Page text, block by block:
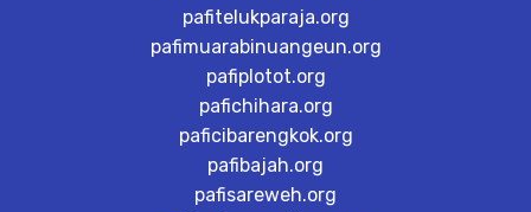
pafitelukparaja.org
pafimuarabinuangeun.org
pafiplotot.org
pafichihara.org
paficibarengkok.org
pafibajah.org
pafisareweh.org